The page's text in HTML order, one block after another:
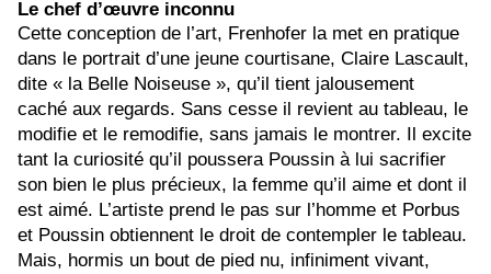
Le chef d’œuvre inconnu
Cette conception de l’art, Frenhofer la met en pratique
dans le portrait d’une jeune courtisane, Claire Lascault,
dite « la Belle Noiseuse », qu’il tient jalousement
caché aux regards. Sans cesse il revient au tableau, le
modifie et le remodifie, sans jamais le montrer. Il excite
tant la curiosité qu’il poussera Poussin à lui sacrifier
son bien le plus précieux, la femme qu’il aime et dont il
est aimé. L’artiste prend le pas sur l’homme et Porbus
et Poussin obtiennent le droit de contempler le tableau.
Mais, hormis un bout de pied nu, infiniment vivant,